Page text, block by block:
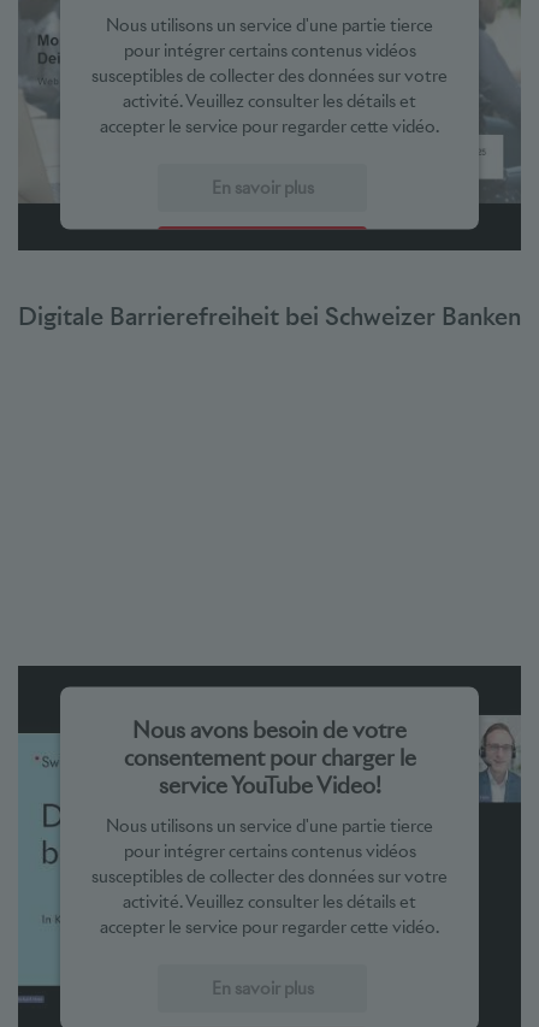
Nous utilisons un service d'une partie tierce
pour intégrer certains contenus vidéos
susceptibles de collecter des données sur votre
activité. Veuillez consulter les détails et
accepter le service pour regarder cette vidéo.
En savoir plus
Accepter
powered by Usercentrics Consent Management Platform
Digitale Barrierefreiheit bei Schweizer Banken
Nous avons besoin de votre
consentement pour charger le
service YouTube Video!
Nous utilisons un service d'une partie tierce
pour intégrer certains contenus vidéos
susceptibles de collecter des données sur votre
activité. Veuillez consulter les détails et
accepter le service pour regarder cette vidéo.
En savoir plus